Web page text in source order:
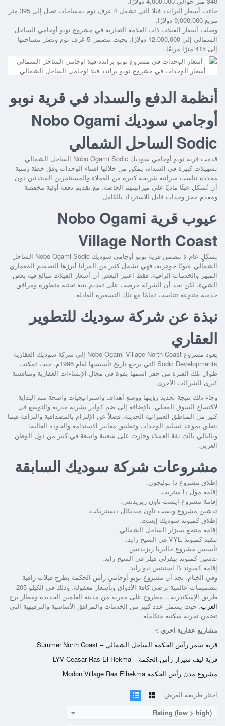
جاءت أسعار البراندد فيلا التي تشمل 4 غرف نوم بمساحات تصل إلى 395 متر
مربع 9,000,000 دولارًا.
وصلت أسعار الفيلات ذات العلامة التجارية في مشروع نوبو أوجامي الساحل
الشمالي إلى 12,000,000 دولارًا، بحيث تتضمن 5 غرف نوم وتصل مساحتها
إلى 415 مترًا مربعًا.
أسعار الوحدات في مشروع نوبو براندد فيلا اوجامي الساحل الشمالي
أنظمة الدفع والسداد في قرية نوبو
أوجامي سوديك Nobo Ogami
Sodic الساحل الشمالي
قدمت قرية نوبو أوجامي سوديك Nobo Ogami Sodic الساحل الشمالي
تسهيلات كبيرة في السداد، يمكن من خلالها اقتناء الوحدات وفق خطة زمنية
محددة تناسب ميزانية شريحة كبيرة من العملاء والمستثمرين المبتدئين دون
أن تُشكل عبئًا ماديًا على ميزانيتهم الخاصة، مع تقديم دفعة أولية مخفضة
ومقدم حجز وحدات قابل للاسترداد بالكامل.
عيوب قرية Nobo Ogami
Village North Coast
بشكلٍ عام لا تتضمن
قرية نوبو أوجامي سوديك Nobo Ogami Sodic الساحل
الشمالي عيوبًا جوهرية، فهي تشمل كثير من المزايا أبرزها التصميم المعماري
المبهر والخدمات الراقية، فقط اعتبر البعض أن أسعار الفيلات مبالغ فيه بعض
الشيء، لكن نجد أن الشركة حرصت على تقديم بنية تحتية متطورة ومرافق
خدمية متنوعة تتناسب تمامًا مع تلك التسعيرة العادلة.
نبذة عن شركة سوديك للتطوير
العقاري
يعود مشروع Nobo Ogami Village North Coast
إلى شركة سوديك العقارية
Sodic Developments التي يرجع تاريخ تأسيسها لعام 1996م، حيث تمكنت
طوال تلك الفترة من حفر اسمها بقوة في مجال الإنشاءات العقارية ومنافسة
كبرى الشركات الأخرى.
وجاء ذلك نتيجة تحديد رؤيتها ووضع أهداف واستراتيجيات واضحة منذ البداية
لاكتساح السوق المحلي، بالإضافة إلى ضم كوادر بشرية مدربة والتوسع في
كثير من المناطق العمرانية الحديثة، فضلاً عن الإلتزام بالمصداقية والنزاهة فيما
يتعلق بموعد تسليم الوحدات وتطبيق معايير الاستدامة والجودة العالية؛
وبالتالي نالت ثقة العملاء وحازت على شعبية واسعة في كثير من دول الوطن
العربي.
مشروعات شركة سوديك السابقة
إطلاق مشروع ذا بوليجون.
إقامة مول ذا ستريب.
إقامة مشروع ايست تاون ريزيدنس.
تدشين مشروع ويست تاون ميديكال ديستريكت.
إطلاق كمبوند سوديك إيست.
إقامة منتجع سيزار الساحل الشمالي.
تنفيذ كمبوند VYE في الشيخ زايد.
تأسيس مشروع جاليريا ريزيدنس.
تدشين كمبوند بيفرلي هيلز في الشيخ زايد.
إقامة كمبوند ذا استيتس نيو زايد.
وفي الختام، نجد أن مشروع نوبو أوجامي رأس الحكمة يطرح فيلات راقية
بتصميمات عالمية ترضي كافة الأذواق وبأسعار معقولة، وذلك في الكيلو 205
طريق الإسكندرية ــ مطروح على مقربة من مدينة العلمين الجديدة ومطار برج
العرب، حيث يشمل عدد كبير من الخدمات والمرافق الأساسية والترفيهية التي
تضمن تجربة سكنية متكاملة.
مشاريع عقارية اخري :-
قرية سمر رأس الحكمة الساحل الشمالي – Summer North Coast
قرية ليف سيزار رأس الحكمة – LYV Ceasar Ras El Hekma
مشروع مدن رأس الحكمة Modon Village Ras Elhekma
اختار طريقة العرض:
Rating (low > high)